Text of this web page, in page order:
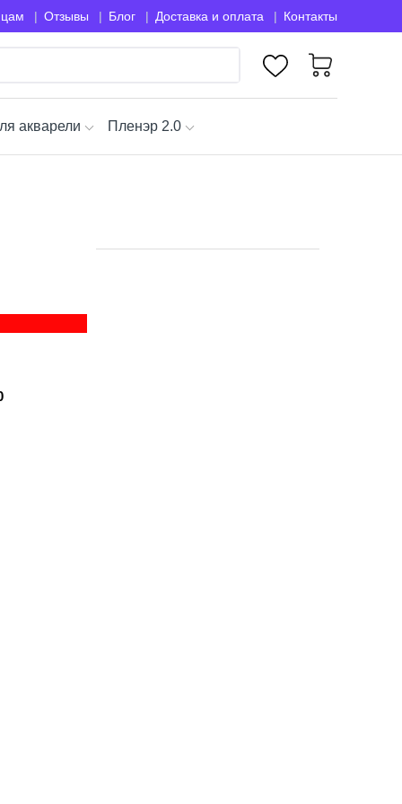
Отзывы Блог Доставка и оплата Контакты
акварели Пленэр 2.0